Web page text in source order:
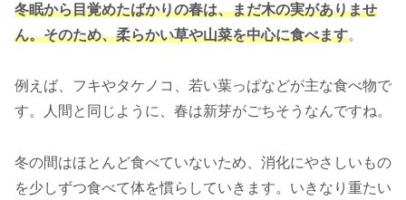
冬眠から目覚めたばかりの春は、まだ木の実がありませ
ん。そのため、柔らかい草や山菜を中心に食べます。
例えば、フキやタケノコ、若い葉っぱなどが主な食べ物で
す。人間と同じように、春は新芽がごちそうなんですね。
冬の間はほとんど食べていないため、消化にやさしいもの
を少しずつ食べて体を慣らしていきます。いきなり重たい